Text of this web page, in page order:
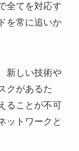
全てを対応す
を常に追いか
新しい技術や
クがあるた
ることが不可
ットワークと